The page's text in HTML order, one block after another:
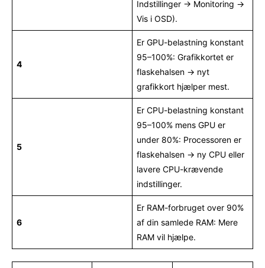
Indstillinger → Monitoring →
Vis i OSD).
4
Er GPU-belastning konstant
95–100%: Grafikkortet er
flaskehalsen → nyt
grafikkort hjælper mest.
5
Er CPU-belastning konstant
95–100% mens GPU er
under 80%: Processoren er
flaskehalsen → ny CPU eller
lavere CPU-krævende
indstillinger.
6
Er RAM-forbruget over 90%
af din samlede RAM: Mere
RAM vil hjælpe.